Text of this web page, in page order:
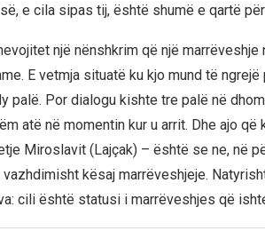
e cila sipas tij, është shumë e qartë
një nënshkrim që një
E vetmja situatë ku kjo mund të
palë. Por dialogu kishte tre palë në
atë në momentin kur u arrit. Dhe ajo
Miroslavit (Lajçak) – është se ne, në
kësaj marrëveshjeje.
cili është statusi i marrëveshjes që